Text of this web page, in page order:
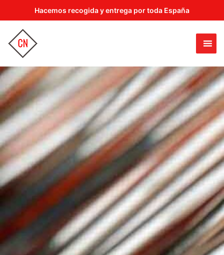
Hacemos recogida y entrega por toda España
CROMADOS NICOLÁS